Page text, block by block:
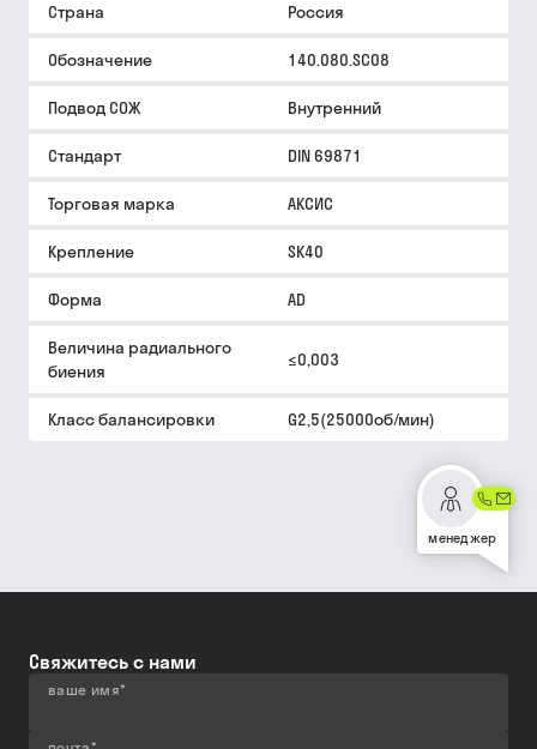
Страна Россия
Обозначение 140.080.SC08
Подвод СОЖ Внутренний
Стандарт DIN 69871
Торговая марка АКСИС
Крепление SK40
Форма AD
Величина радиального
биения
≤0,003
Класс балансировки G2,5(25000об/мин)
менеджер
Свяжитесь с нами
ваше имя*